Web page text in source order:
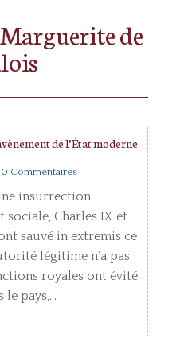
de
de l’État moderne
Commentaires
insurrection
Charles IX et
sauvé in extremis ce
légitime n’a pas
royales ont évité
le pays,...